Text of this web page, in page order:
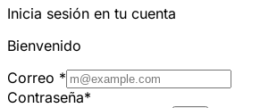
Inicia sesión en tu cuenta
Bienvenido
Correo *
Contraseña*